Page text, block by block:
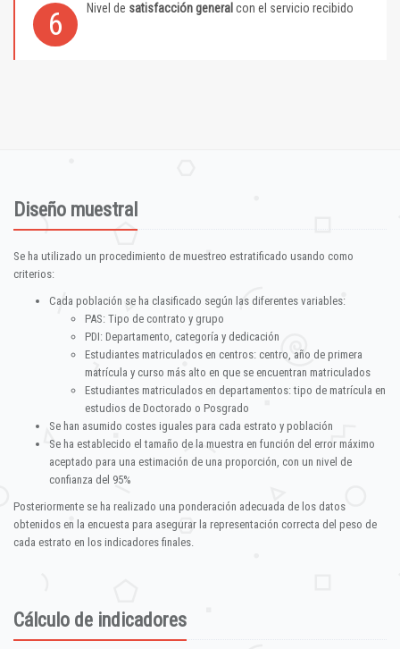
6 Nivel de satisfacción general con el servicio recibido
Diseño muestral
Se ha utilizado un procedimiento de muestreo estratificado usando como
criterios:
Cada población se ha clasificado según las diferentes variables:
PAS: Tipo de contrato y grupo
PDI: Departamento, categoría y dedicación
Estudiantes matriculados en centros: centro, año de primera
matrícula y curso más alto en que se encuentran matriculados
Estudiantes matriculados en departamentos: tipo de matrícula en
estudios de Doctorado o Posgrado
Se han asumido costes iguales para cada estrato y población
Se ha establecido el tamaño de la muestra en función del error máximo
aceptado para una estimación de una proporción, con un nivel de
confianza del 95%
Posteriormente se ha realizado una ponderación adecuada de los datos
obtenidos en la encuesta para asegurar la representación correcta del peso de
cada estrato en los indicadores finales.
Cálculo de indicadores